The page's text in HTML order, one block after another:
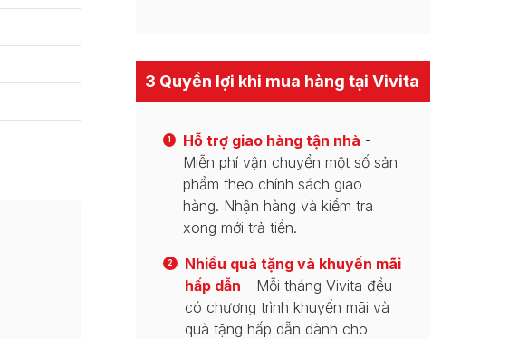
3 Quyền lợi khi mua hàng tại Vivita
1 Hỗ trợ giao hàng tận nhà -
Miễn phí vận chuyển một số sản
phẩm theo chính sách giao
hàng. Nhận hàng và kiểm tra
xong mới trả tiền.
2
Nhiều quà tặng và khuyến mãi
hấp dẫn - Mỗi tháng Vivita đều
có chương trình khuyến mãi và
quà tặng hấp dẫn dành cho